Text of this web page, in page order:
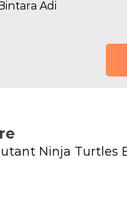
Adi
Ninja Turtles